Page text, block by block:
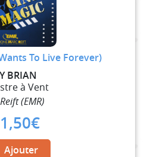
To Live Forever)
BRIAN
à Vent
(EMR)
€
Ajouter